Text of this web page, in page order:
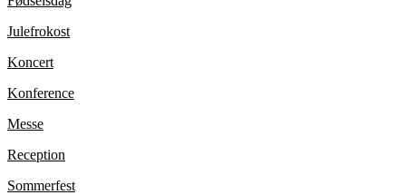
Julefrokost
Koncert
Konference
Messe
Reception
Sommerfest